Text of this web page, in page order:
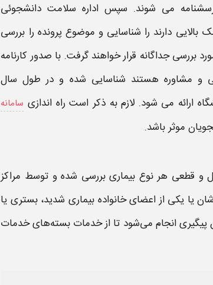
می شوند. سپس اداره سلامت دانشجوئی
دارند را شناسایی و موضوع پرونده را بررسی
جداگانه قرار خواهند گرفت. با صدور کارنامه
و مشاوره هستند شناسایی شده و در طول سال
ارائه می شود. لازم به ذکر است راه اندازی سامانه
موثر باشد.
و قطعی هر نوع بیماری بررسی شده و توسط مراکز
یا یکی از اعضای خانواده بیماری شدید، بستری یا
پیگیری انجام می‌شود تا از خدمات بسته‌های خدمات